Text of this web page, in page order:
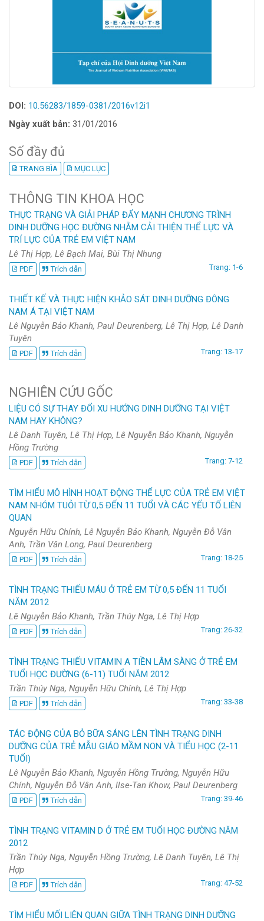
DOI: 10.56283/1859-0381/2016v12i1
Ngày xuất bản: 31/01/2016
Số đầy đủ
TRANG BÌA MỤC LỤC
THÔNG TIN KHOA HỌC
THỰC TRẠNG VÀ GIẢI PHÁP ĐẨY MẠNH CHƯƠNG TRÌNH
DINH DƯỠNG HỌC ĐƯỜNG NHẰM CẢI THIỆN THỂ LỰC VÀ
TRÍ LỰC CỦA TRẺ EM VIỆT NAM
Lê Thị Hợp, Lê Bạch Mai, Bùi Thị Nhung
PDF Trích dẫn Trang: 1-6
THIẾT KẾ VÀ THỰC HIỆN KHẢO SÁT DINH DƯỠNG ĐÔNG
NAM Á TẠI VIỆT NAM
Lê Nguyễn Bảo Khanh, Paul Deurenberg, Lê Thị Hợp, Lê Danh
Tuyên
PDF Trích dẫn Trang: 13-17
NGHIÊN CỨU GỐC
LIỆU CÓ SỰ THAY ĐỔI XU HƯỚNG DINH DƯỠNG TẠI VIỆT
NAM HAY KHÔNG?
Lê Danh Tuyên, Lê Thị Hợp, Lê Nguyễn Bảo Khanh, Nguyễn
Hồng Trường
PDF Trích dẫn Trang: 7-12
TÌM HIỂU MÔ HÌNH HOẠT ĐỘNG THỂ LỰC CỦA TRẺ EM VIỆT
NAM NHÓM TUỎI TỪ 0,5 ĐẾN 11 TUỔI VÀ CÁC YẾU TỐ LIÊN
QUAN
Nguyễn Hữu Chính, Lê Nguyễn Bảo Khanh, Nguyễn Đỗ Vân
Anh, Trần Văn Long, Paul Deurenberg
PDF Trích dẫn Trang: 18-25
TÌNH TRẠNG THIẾU MÁU Ở TRẺ EM TỪ 0,5 ĐẾN 11 TUỔI
NĂM 2012
Lê Nguyễn Bảo Khanh, Trần Thúy Nga, Lê Thị Hợp
PDF Trích dẫn Trang: 26-32
TÌNH TRẠNG THIẾU VITAMIN A TIỀN LÂM SÀNG Ở TRẺ EM
TUỔI HỌC ĐƯỜNG (6-11) TUỔI NĂM 2012
Trần Thúy Nga, Nguyễn Hữu Chính, Lê Thị Hợp
PDF Trích dẫn Trang: 33-38
TÁC ĐỘNG CỦA BỎ BỮA SÁNG LÊN TÌNH TRẠNG DINH
DƯỠNG CỦA TRẺ MẪU GIÁO MẦM NON VÀ TIỂU HỌC (2-11
TUỔI)
Lê Nguyễn Bảo Khanh, Nguyễn Hồng Trường, Nguyễn Hữu
Chính, Nguyễn Đỗ Vân Anh, Ilse-Tan Khow, Paul Deurenberg
PDF Trích dẫn Trang: 39-46
TÌNH TRẠNG VITAMIN D Ở TRẺ EM TUỔI HỌC ĐƯỜNG NĂM
2012
Trần Thúy Nga, Nguyễn Hồng Trường, Lê Danh Tuyên, Lê Thị
Hợp
PDF Trích dẫn Trang: 47-52
TÌM HIỂU MỐI LIÊN QUAN GIỮA TÌNH TRẠNG DINH DƯỠNG